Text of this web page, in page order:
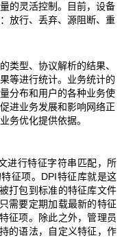
的灵活控制。目前，设备
放行、丢弃、源阻断、重
类型、协议解析的结果、
等进行统计。业务统计的
分布和用户的各种业务使
进业务发展和影响网络正
务优化提供依据。
进行特征字符串匹配，所
征项。DPI特征库就是这
打包到标准的特征库文件
需要定期加载最新的特征
征项。除此之外，管理员
的语法，自定义特征，作